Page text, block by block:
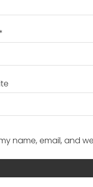
name, email, and